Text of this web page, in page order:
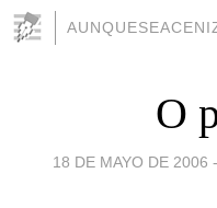
O
18 DE MAYO DE 2006